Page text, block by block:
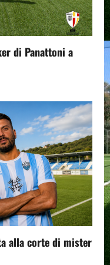
di Panattoni a
alla corte di mister